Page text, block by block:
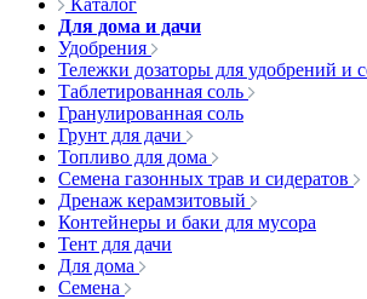
Каталог
Для дома и дачи
Удобрения
Тележки дозаторы для удобрений и
Таблетированная соль
Гранулированная соль
Грунт для дачи
Топливо для дома
Семена газонных трав и сидератов
Дренаж керамзитовый
Контейнеры и баки для мусора
Тент для дачи
Для дома
Семена